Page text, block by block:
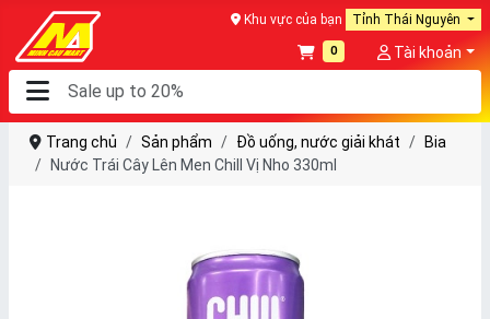
Khu vực của bạn Tỉnh Thái Nguyên
0 Tài khoản
Trang chủ Sản phẩm Đồ uống, nước giải khát
Bia
Nước Trái Cây Lên Men Chill Vị Nho 330ml